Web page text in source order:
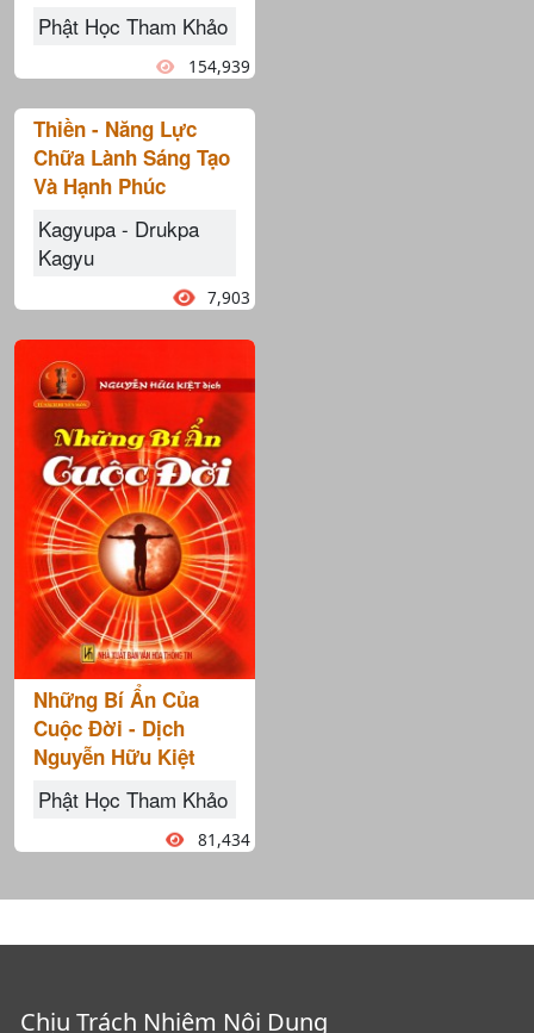
Phật Học Tham Khảo
154,939
Thiền - Năng Lực
Chữa Lành Sáng Tạo
Và Hạnh Phúc
Kagyupa - Drukpa
Kagyu
7,903
Những Bí Ẩn Của
Cuộc Đời - Dịch
Nguyễn Hữu Kiệt
Phật Học Tham Khảo
81,434
Chịu Trách Nhiêm Nội Dung